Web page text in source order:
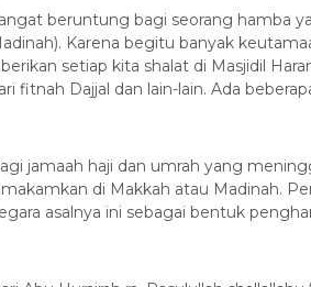
beruntung bagi seorang hamba
Karena begitu banyak
setiap kita shalat di Masjidil
fitnah Dajjal dan lain-lain. Ada
jamaah haji dan umrah yang
di Makkah atau Madinah.
asalnya ini sebagai bentuk